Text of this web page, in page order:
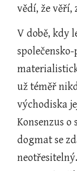
vědí, že věří,
V době, kdy
už téměř
východiska
Konsenzus
dogmat se